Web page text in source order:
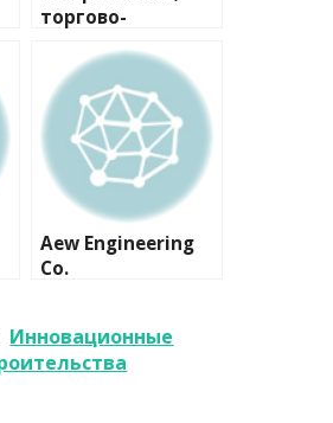
торгово-
компания
Aew Engineering
Co.
Инновационные